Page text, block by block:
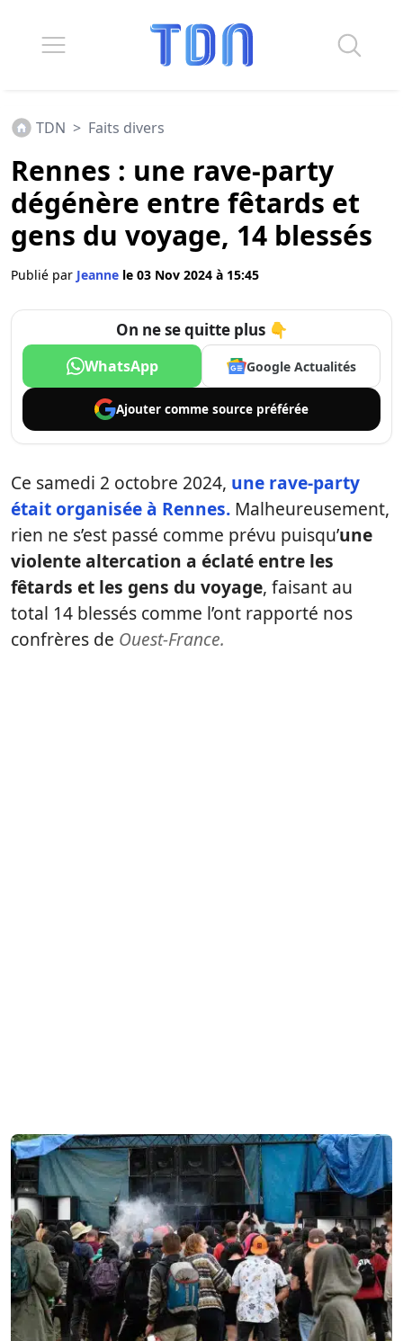
TDN > Faits divers
Rennes : une rave-party
dégénère entre fêtards et
gens du voyage, 14 blessés
Publié par Jeanne le 03 Nov 2024 à 15:45
On ne se quitte plus 👇
WhatsApp Google Actualités
Ajouter comme source préférée
Ce samedi 2 octobre 2024, une rave-party
était organisée à Rennes. Malheureusement,
rien ne s’est passé comme prévu puisqu’une
violente altercation a éclaté entre les
fêtards et les gens du voyage, faisant au
total 14 blessés comme l’ont rapporté nos
confrères de Ouest-France.